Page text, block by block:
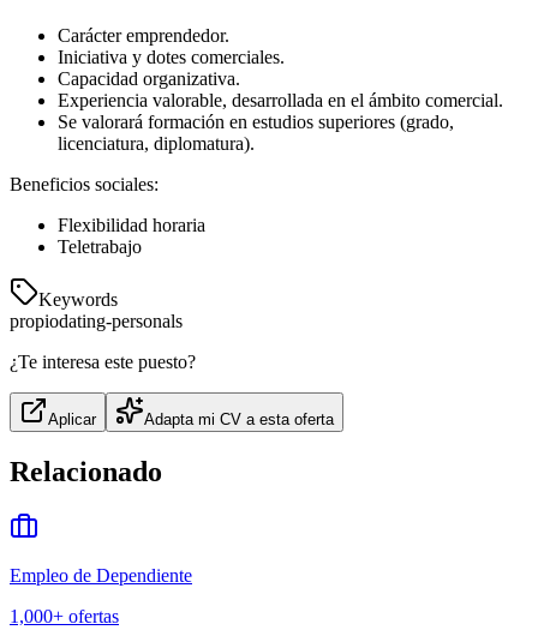
Carácter emprendedor.
Iniciativa y dotes comerciales.
Capacidad organizativa.
Experiencia valorable, desarrollada en el ámbito comercial.
Se valorará formación en estudios superiores (grado,
licenciatura, diplomatura).
Beneficios sociales:
Flexibilidad horaria
Teletrabajo
Keywords
propiodating-personals
¿Te interesa este puesto?
Aplicar Adapta mi CV a esta oferta
Relacionado
Empleo de Dependiente
1,000+ ofertas